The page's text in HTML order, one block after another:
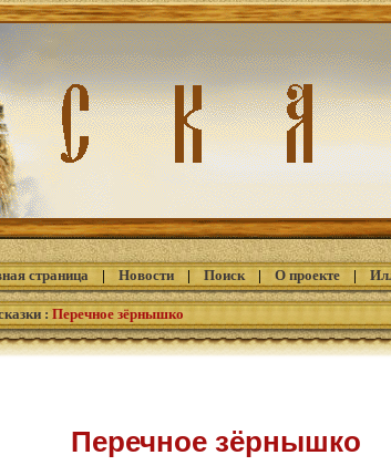
страница| Новости| Поиск| О проекте|
: Перечное зёрнышко
Перечное зёрнышко